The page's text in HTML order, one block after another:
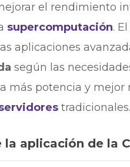
el rendimiento
supercomputación.
aplicaciones
según las
más potencia y mejor
tradicionales.
la aplicación de la